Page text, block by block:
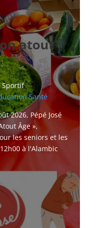
atout
Sportif
Santé
2026, Pépé José
Âge »,
les seniors et les
à l'Alambic